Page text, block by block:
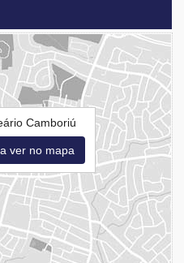
Camboriú
ver no mapa